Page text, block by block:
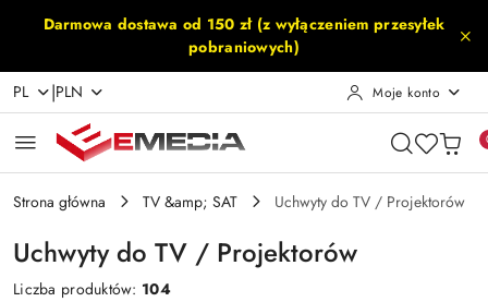
Przejdź do treści głównej
Przejdź do wyszukiwarki
Przejdź do moje konto
Przejdź do menu głównego
Przejdź do stopki
Darmowa dostawa od 150 zł (z wyłączeniem przesyłek
pobraniowych)
PL |PLN Moje konto
Strona główna TV &amp; SAT Uchwyty do TV / Projektorów
Uchwyty do TV / Projektorów
Liczba produktów: 104